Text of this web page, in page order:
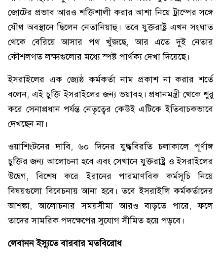
জোটের প্রভাব আরও শক্তিশালী করার আশা নিয়ে ট্রাম্পের সঙ্গে
যৌথ অবস্থানে ছিলেন নেতানিয়াহু। তবে যুক্তরাষ্ট্র এখন সংঘাত
থেকে বেরিয়ে আসার পথ খুঁজছে, আর এতে দুই নেতার
কৌশলগত লক্ষ্যগুলোর মধ্যে স্পষ্ট পার্থক্য দেখা দিয়েছে।
ইসরাইলের এক জ্যেষ্ঠ কর্মকর্তা নাম প্রকাশ না করার শর্তে
বলেন, এই চুক্তি ইসরাইলের জন্য ভয়াবহ। প্রধানমন্ত্রী থেকে শুরু
করে সেনাপ্রধান পর্যন্ত নেতৃত্বের কেউই এটিকে ইতিবাচকভাবে
দেখছেন না।
ওয়াশিংটনের দাবি, ৬০ দিনের যুদ্ধবিরতি চলাকালে পূর্ণাঙ্গ
চুক্তির জন্য আলোচনা হবে এবং সেখানে যুক্তরাষ্ট্র ও ইসরাইলের
উদ্বেগ, বিশেষ করে ইরানের পারমাণবিক কর্মসূচি নিয়ে
বিষয়গুলো বিবেচনায় আনা হবে। তবে ইসরাইলি কর্মকর্তাদের
আশঙ্কা, আলোচনার সময়সীমা আরও বাড়তে পারে, ফলে
তাদের সামরিক পদক্ষেপের সুযোগ সীমিত হয়ে পড়বে।
লেবানন ইস্যুতে বারবার মতবিরোধ